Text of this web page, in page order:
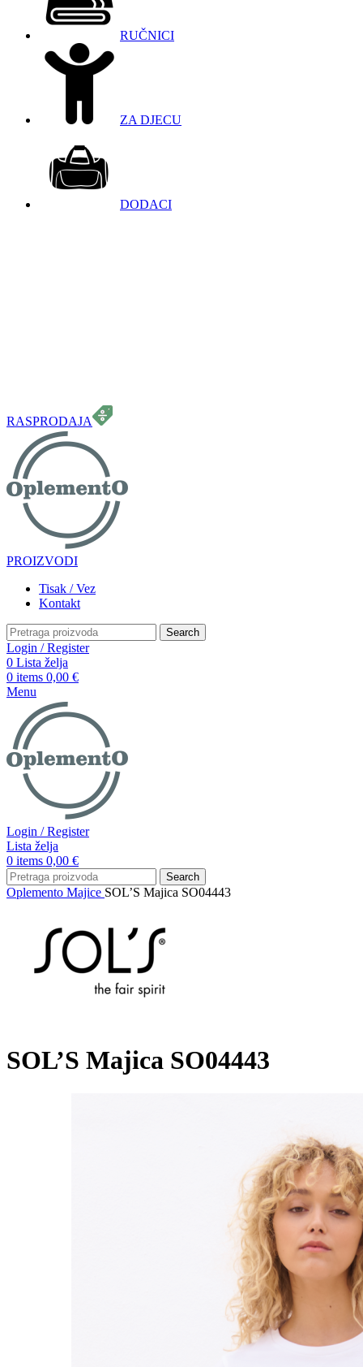
RUČNICI
ZA DJECU
DODACI
RASPRODAJA
PROIZVODI
Tisak / Vez
Kontakt
Search
Login / Register
0 Lista želja
0 items 0,00 €
Menu
Login / Register
Lista želja
0 items 0,00 €
Search
Oplemento Majice SOL’S Majica SO04443
SOL’S Majica SO04443